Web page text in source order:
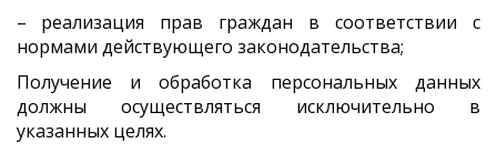
– реализация прав граждан в соответствии с
нормами действующего законодательства;
Получение и обработка персональных данных
должны осуществляться исключительно в
указанных целях.